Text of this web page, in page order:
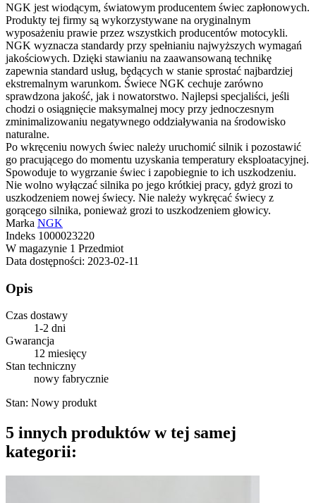
NGK jest wiodącym, światowym producentem świec zapłonowych.
Produkty tej firmy są wykorzystywane na oryginalnym
wyposażeniu prawie przez wszystkich producentów motocykli.
NGK wyznacza standardy przy spełnianiu najwyższych wymagań
jakościowych. Dzięki stawianiu na zaawansowaną technikę
zapewnia standard usług, będących w stanie sprostać najbardziej
ekstremalnym warunkom. Świece NGK cechuje zarówno
sprawdzona jakość, jak i nowatorstwo. Najlepsi specjaliści, jeśli
chodzi o osiągnięcie maksymalnej mocy przy jednoczesnym
zminimalizowaniu negatywnego oddziaływania na środowisko
naturalne.
Po wkręceniu nowych świec należy uruchomić silnik i pozostawić
go pracującego do momentu uzyskania temperatury eksploatacyjnej.
Spowoduje to wygrzanie świec i zapobiegnie to ich uszkodzeniu.
Nie wolno wyłączać silnika po jego krótkiej pracy, gdyż grozi to
uszkodzeniem nowej świecy. Nie należy wykręcać świecy z
gorącego silnika, ponieważ grozi to uszkodzeniem głowicy.
Marka NGK
Indeks 1000023220
W magazynie 1 Przedmiot
Data dostępności: 2023-02-11
Opis
Czas dostawy
1-2 dni
Gwarancja
12 miesięcy
Stan techniczny
nowy fabrycznie
Stan: Nowy produkt
5 innych produktów w tej samej
kategorii: